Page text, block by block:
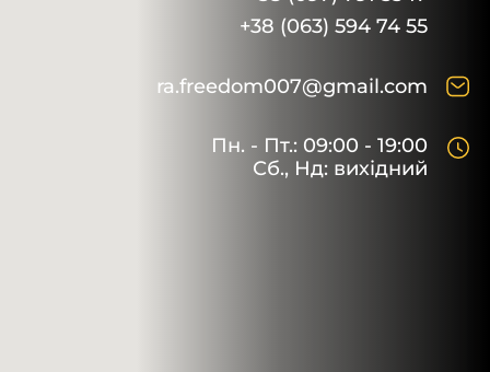
+38 (063) 594 74 55
ra.freedom007@gmail.com
Пн. - Пт.: 09:00 - 19:00
Сб., Нд: вихідний